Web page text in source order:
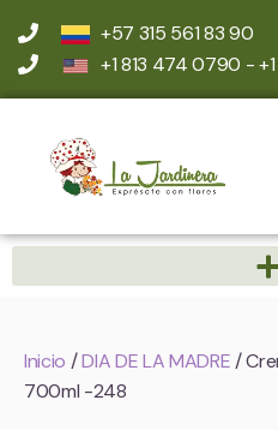
+57 315 561 83 90
+1 813 474 0790 -
Inicio /DIA DE LA MADRE /
700ml -248